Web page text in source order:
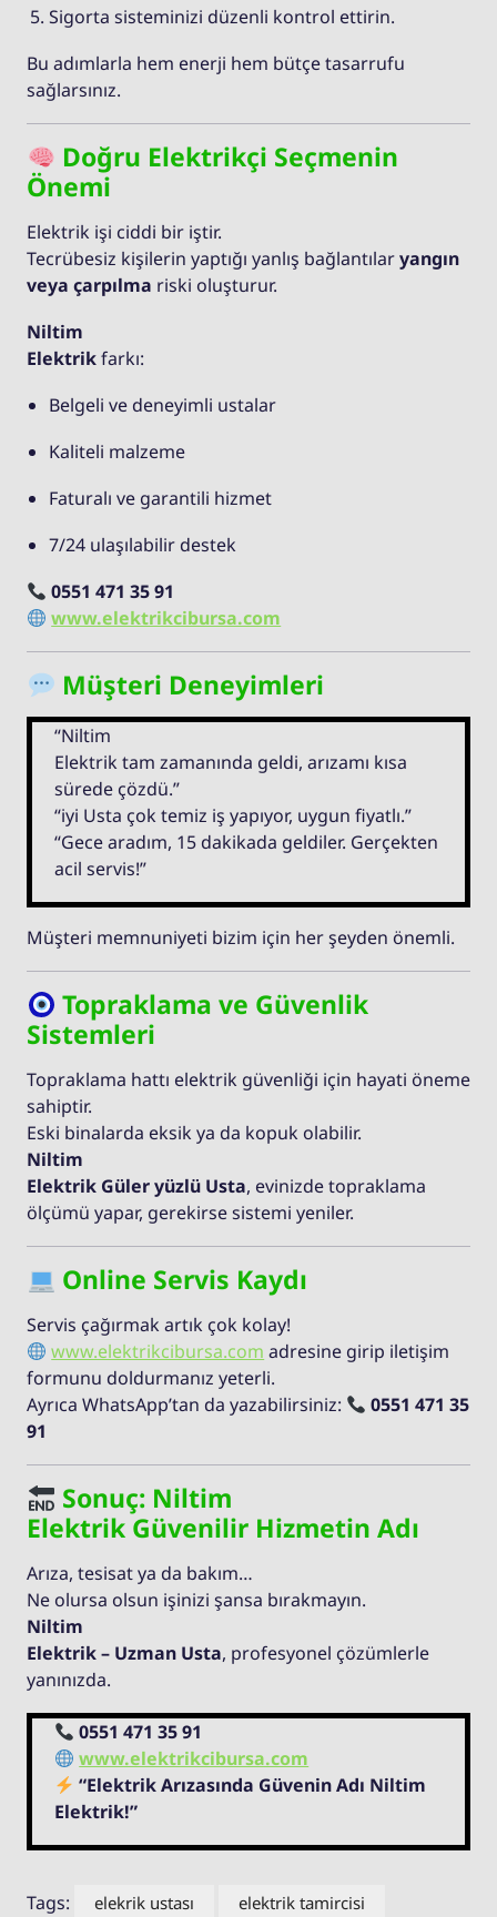
Sigorta sisteminizi düzenli kontrol ettirin.
Bu adımlarla hem enerji hem bütçe tasarrufu
sağlarsınız.
Doğru Elektrikçi Seçmenin
Önemi
Elektrik işi ciddi bir iştir.
Tecrübesiz kişilerin yaptığı yanlış bağlantılaryangın
veya çarpılma riski oluşturur.
Niltim
Elektrikfarkı:
Belgeli ve deneyimli ustalar
Kaliteli malzeme
Faturalı ve garantili hizmet
7/24 ulaşılabilir destek
0551 471 35 91
www.elektrikcibursa.com
Müşteri Deneyimleri
“Niltim
Elektrik tam zamanında geldi, arızamı kısa
sürede çözdü.”
“iyi Usta çok temiz iş yapıyor, uygun fiyatlı.”
“Gece aradım, 15 dakikada geldiler. Gerçekten
acil servis!”
Müşteri memnuniyeti bizim için her şeyden önemli.
Topraklama ve Güvenlik
Sistemleri
Topraklama hattı elektrik güvenliği için hayati öneme
sahiptir.
Eski binalarda eksik ya da kopuk olabilir.
Niltim
Elektrik Güler yüzlü Usta, evinizde topraklama
ölçümü yapar, gerekirse sistemi yeniler.
Online Servis Kaydı
Servis çağırmak artık çok kolay!
www.elektrikcibursa.com adresine girip iletişim
formunu doldurmanız yeterli.
Ayrıca WhatsApp’tan da yazabilirsiniz:
0551 471 35
91
Sonuç: Niltim
Elektrik Güvenilir Hizmetin Adı
Arıza, tesisat ya da bakım…
Ne olursa olsun işinizi şansa bırakmayın.
Niltim
Elektrik – Uzman Usta, profesyonel çözümlerle
yanınızda.
0551 471 35 91
www.elektrikcibursa.com
“Elektrik Arızasında Güvenin Adı Niltim
Elektrik!”
Tags: elekrik ustası
elektrik tamircisi